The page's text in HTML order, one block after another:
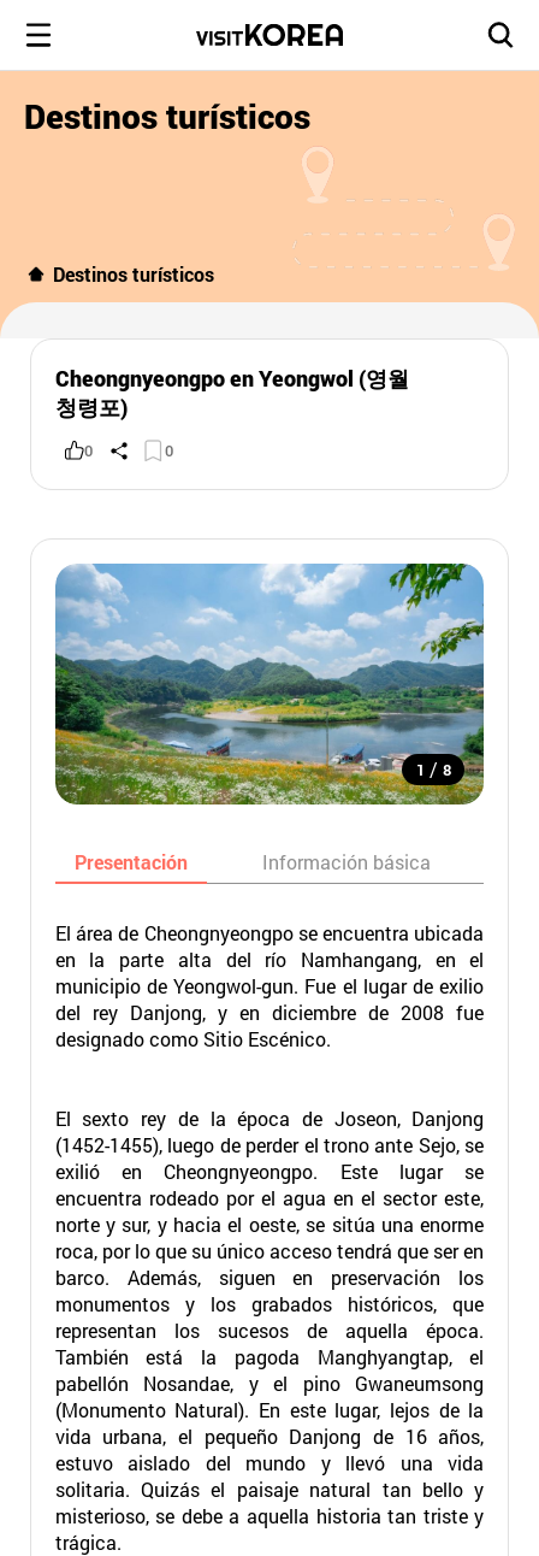
Destinos turísticos
Destinos turísticos
Cheongnyeongpo en Yeongwol (영월
청령포)
0 0
1 / 8
Presentación Información básica
El área de Cheongnyeongpo se encuentra ubicada
en la parte alta del río Namhangang, en el
municipio de Yeongwol-gun. Fue el lugar de exilio
del rey Danjong, y en diciembre de 2008 fue
designado como Sitio Escénico.
El sexto rey de la época de Joseon, Danjong
(1452-1455), luego de perder el trono ante Sejo, se
exilió en Cheongnyeongpo. Este lugar se
encuentra rodeado por el agua en el sector este,
norte y sur, y hacia el oeste, se sitúa una enorme
roca, por lo que su único acceso tendrá que ser en
barco. Además, siguen en preservación los
monumentos y los grabados históricos, que
representan los sucesos de aquella época.
También está la pagoda Manghyangtap, el
pabellón Nosandae, y el pino Gwaneumsong
(Monumento Natural). En este lugar, lejos de la
vida urbana, el pequeño Danjong de 16 años,
estuvo aislado del mundo y llevó una vida
solitaria. Quizás el paisaje natural tan bello y
misterioso, se debe a aquella historia tan triste y
trágica.